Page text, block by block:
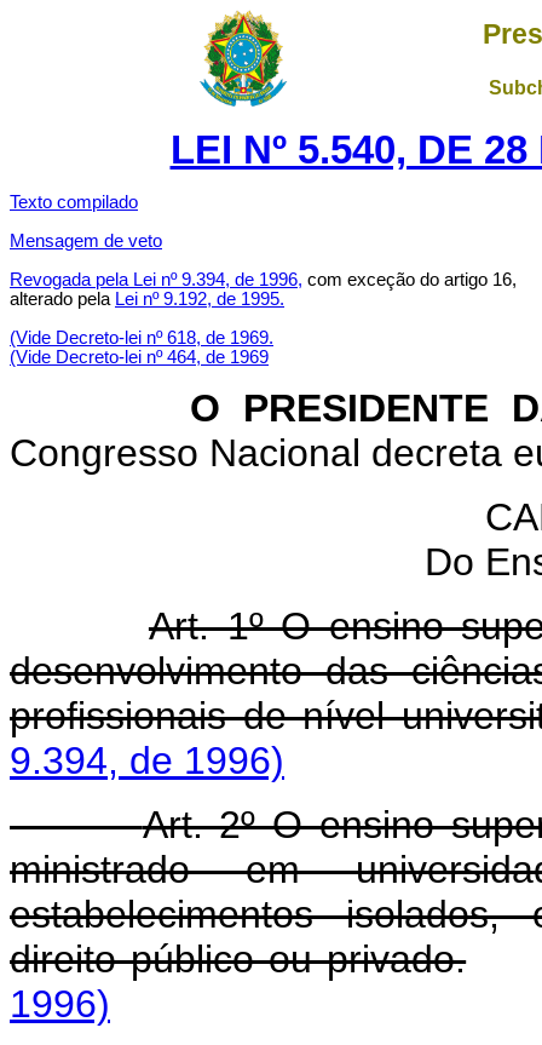
LEI Nº 5.540, DE
Texto compilado
Mensagem de veto
Revogada pela Lei nº 9.394, de 1996, com exceção do artigo 16,
alterado pela Lei nº 9.192, de 1995.
(Vide Decreto-lei nº 618, de 1969.
(Vide Decreto-lei nº 464, de 1969
O PRESIDENTE DA
Congresso Nacional decreta
Do
Art. 1º O ensino
desenvolvimento das
profissionais de nível
9.394, de 1996)
Art. 2º O ensino
ministrado em
estabelecimentos
direito público ou privado.
1996)